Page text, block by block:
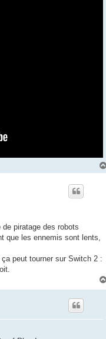
piratage des robots
que les ennemis sont lents,
peut tourner sur Switch 2 :